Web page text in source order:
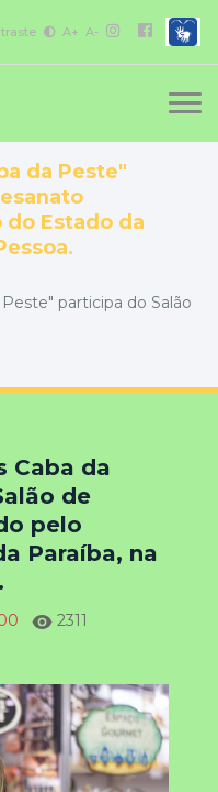
A+ A-
da Peste"
Estado da
participa do Salão
Caba da
de
pelo
Paraíba, na
2311